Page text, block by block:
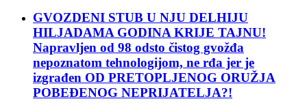
GVOZDENI STUB U NJU DELHIJU
HILJADAMA GODINA KRIJE TAJNU!
Napravljen od 98 odsto čistog gvožđa
nepoznatom tehnologijom, ne rđa jer je
izgrađen OD PRETOPLJENOG ORUŽJA
POBEĐENOG NEPRIJATELJA?!